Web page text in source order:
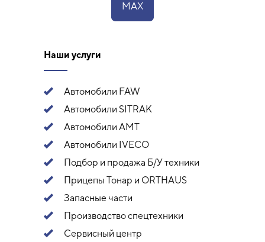
MAX
Наши услуги
Автомобили FAW
Автомобили SITRAK
Автомобили АМТ
Автомобили IVECO
Подбор и продажа Б/У техники
Прицепы Тонар и ORTHAUS
Запасные части
Производство спецтехники
Сервисный центр